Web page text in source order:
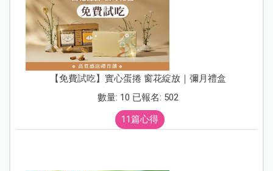
【免費試吃】實心蛋捲 窗花綻放｜彌月禮盒
數量: 10 已報名: 502
11篇心得